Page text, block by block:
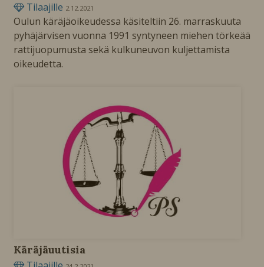
Tilaajille 2.12.2021
Oulun käräjäoikeudessa käsiteltiin 26. marraskuuta
pyhäjärvisen vuonna 1991 syntyneen miehen törkeää
rattijuopumusta sekä kulkuneuvon kuljettamista
oikeudetta.
Käräjäuutisia